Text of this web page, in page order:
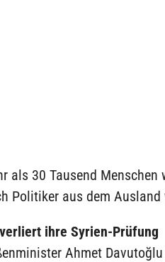
als 30 Tausend
Politiker aus dem
ihre Syrien-Prüfung
Ahmet